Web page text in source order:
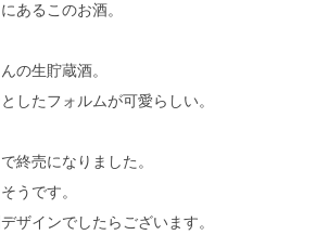
あるこのお酒。
の生貯蔵酒。
したフォルムが可愛らしい。
終売になりました。
うです。
ザインでしたらございます。